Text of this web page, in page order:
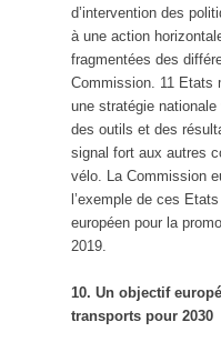
d’intervention des
à une action
fragmentées des
Commission. 11 Etats
une stratégie
des outils et des
signal fort aux autres
vélo. La Commission
l’exemple de ces
européen pour la
2019.
10. Un objectif
transports pour 2030